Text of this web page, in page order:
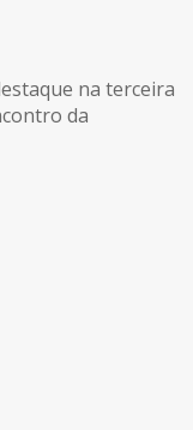
na terceira
da